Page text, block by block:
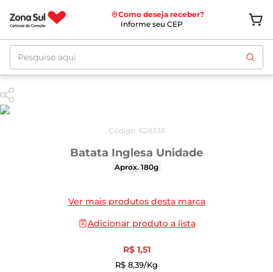
Como deseja receber?
Informe seu CEP
Pesquise aqui
Código: 628336
Batata Inglesa Unidade
Aprox. 180g
Ver mais produtos desta marca
Adicionar produto a lista
R$ 1,51
R$ 8,39/kg